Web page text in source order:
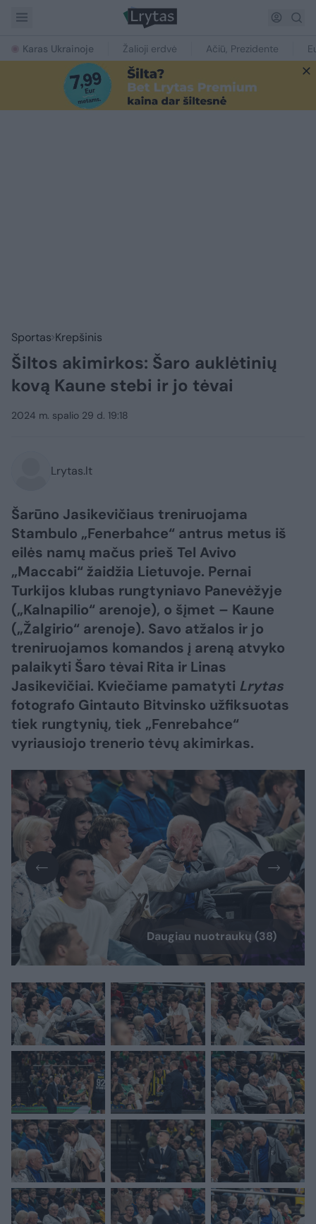
Karas Ukrainoje Žalioji erdvė Ačiū, Prezidente
Sportas Krepšinis
Šiltos akimirkos: Šaro auklėtinių
kovą Kaune stebi ir jo tėvai
2024 m. spalio 29 d. 19:18
Lrytas.lt
Šarūno Jasikevičiaus treniruojama
Stambulo „Fenerbahce“ antrus metus iš
eilės namų mačus prieš Tel Avivo
„Maccabi“ žaidžia Lietuvoje. Pernai
Turkijos klubas rungtyniavo Panevėžyje
(„Kalnapilio“ arenoje), o šįmet – Kaune
(„Žalgirio“ arenoje). Savo atžalos ir jo
treniruojamos komandos į areną atvyko
palaikyti Šaro tėvai Rita ir Linas
Jasikevičiai. Kviečiame pamatyti Lrytas
fotografo Gintauto Bitvinsko užfiksuotas
tiek rungtynių, tiek „Fenrebahce“
vyriausiojo trenerio tėvų akimirkas.
Daugiau nuotraukų (38)